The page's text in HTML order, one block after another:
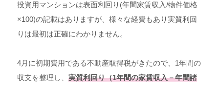
投資用マンションは表面利回り(年間家賃収入/物件価格
×100)の記載はありますが、様々な経費もあり実質利回
りは最初は正確にわかりません。
4月に初期費用である不動産取得税がきたので、1年間の
収支を整理し、 実質利回り（1年間の家賃収入－年間諸